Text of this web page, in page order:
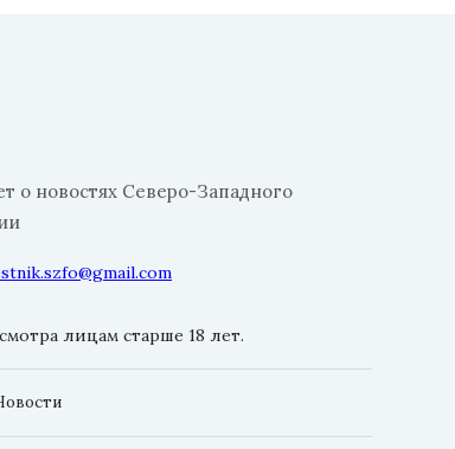
о новостях Северо-Западного
лицам старше 18 лет.